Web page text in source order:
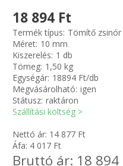
SIMÍTÓZÁRAS TASAK
18 894 Ft
Termék típus: Tömítő zsinór
Méret: 10 mm
Kiszerelés: 1 db
Tömeg: 1,50 kg
Egységár: 18894 Ft/db
Megvásárolható: igen
Státusz: raktáron
Szállítási költség >
Nettó ár: 14 877 Ft
Áfa: 4 017 Ft
Bruttó ár: 18 894